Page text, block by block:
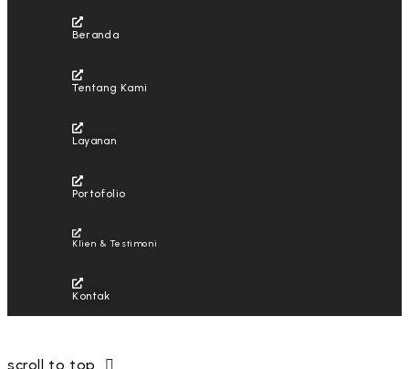
Beranda
Tentang Kami
Layanan
Portofolio
Klien & Testimoni
Kontak
scroll to top